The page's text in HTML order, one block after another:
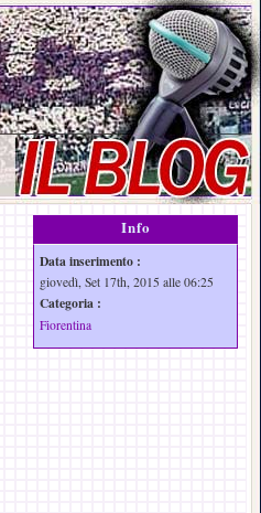
Info
Data inserimento :
giovedì, Set 17th, 2015 alle 06:25
Categoria :
Fiorentina